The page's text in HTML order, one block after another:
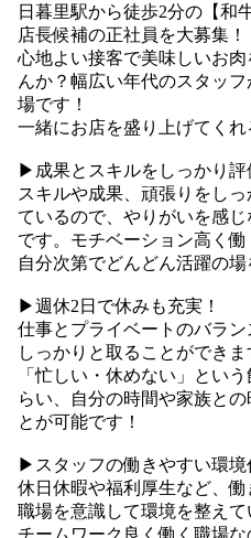
日暮里駅から徒歩2分の【和
店長候補の正社員を大募集！
心地よい接客で美味しいお
んか？幅広い年代のスタッ
場です！
一緒にお店を盛り上げてくれ
▶︎成果とスキルをしっかり評
スキルや成果、頑張りをし
ているので、やりがいを感
です。モチベーション高く働
自分次第でどんどん活躍の
▶︎週休2日で休みも充実！
仕事とプライベートのバラ
しっかりと取ることができま
「忙しい・休めない」とい
らい、自分の時間や家族と
とが可能です！
▶︎スタッフの働きやすい環境
休日休暇や福利厚生など、
職場を意識して環境を整えて
チームワーク良く働く職場